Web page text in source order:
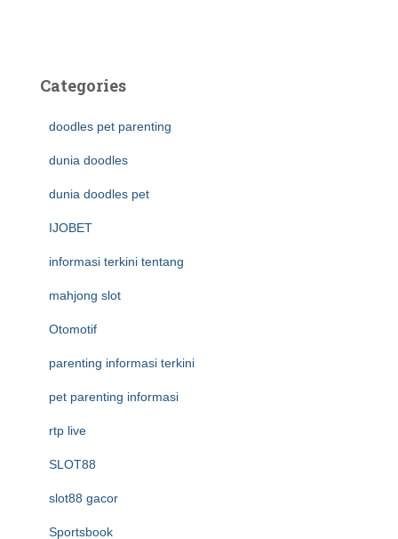
Categories
doodles pet parenting
dunia doodles
dunia doodles pet
IJOBET
informasi terkini tentang
mahjong slot
Otomotif
parenting informasi terkini
pet parenting informasi
rtp live
SLOT88
slot88 gacor
Sportsbook